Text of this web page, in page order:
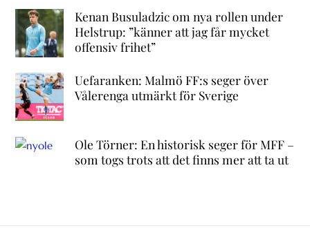
Kenan Busuladzic om nya rollen under
Helstrup: ”känner att jag får mycket
offensiv frihet”
Uefaranken: Malmö FF:s seger över
Vålerenga utmärkt för Sverige
Ole Törner: En historisk seger för MFF –
som togs trots att det finns mer att ta ut